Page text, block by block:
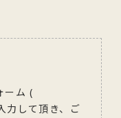
ーム (
力して頂き、ご